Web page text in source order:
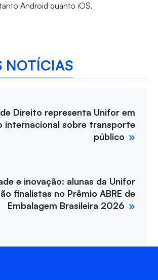
Android quanto iOS.
NOTÍCIAS
Direito representa Unifor em
internacional sobre transporte
público
e inovação: alunas da Unifor
finalistas no Prêmio ABRE de
Embalagem Brasileira 2026